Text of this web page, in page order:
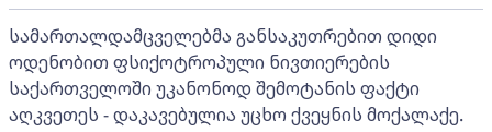
სამართალდამცველებმა განსაკუთრებით დიდი
ოდენობით ფსიქოტროპული ნივთიერების
საქართველოში უკანონოდ შემოტანის ფაქტი
აღკვეთეს - დაკავებულია უცხო ქვეყნის მოქალაქე.